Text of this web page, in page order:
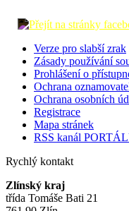
Verze pro slabší zrak
Zásady používání
Prohlášení o
Ochrana
Ochrana osobních
Registrace
Mapa stránek
RSS kanál
Rychlý kontakt
Zlínský kraj
třída Tomáše Bati 21